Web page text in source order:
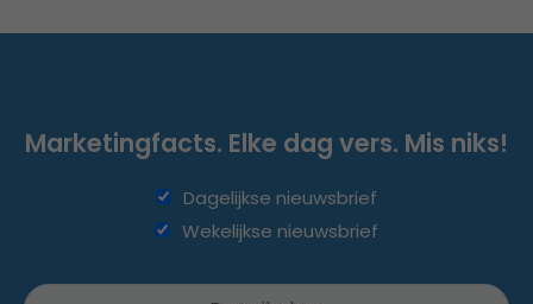
Marketingfacts. Elke dag vers. Mis niks!
Dagelijkse nieuwsbrief
Wekelijkse nieuwsbrief